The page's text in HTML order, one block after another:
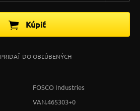
Kúpiť
PRIDAŤ DO OBĽÚBENÝCH
FOSCO Industries
VAN.465303+0